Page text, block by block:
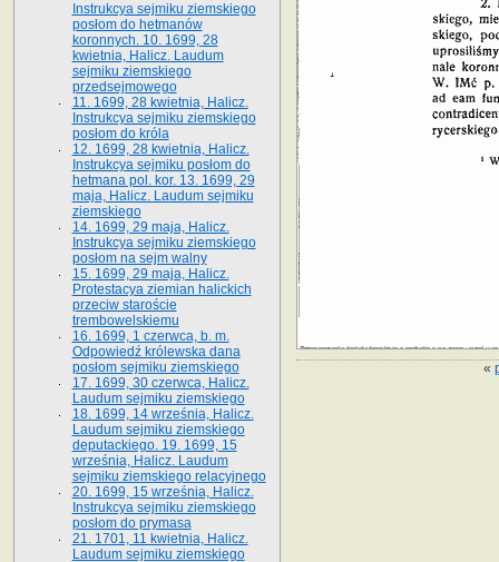
«
Instrukcya sejmiku ziemskiego
posłom do hetmanów
koronnych. 10. 1699, 28
kwietnia, Halicz. Laudum
sejmiku ziemskiego
przedsejmowego
11. 1699, 28 kwietnia, Halicz.
Instrukcya sejmiku ziemskiego
posłom do króla
12. 1699, 28 kwietnia, Halicz.
Instrukcya sejmiku posłom do
hetmana pol. kor. 13. 1699, 29
maja, Halicz. Laudum sejmiku
ziemskiego
14. 1699, 29 maja, Halicz.
Instrukcya sejmiku ziemskiego
posłom na sejm walny
15. 1699, 29 maja, Halicz.
Protestacya ziemian halickich
przeciw staroście
trembowelskiemu
16. 1699, 1 czerwca, b. m.
Odpowiedź królewska dana
posłom sejmiku ziemskiego
17. 1699, 30 czerwca, Halicz.
Laudum sejmiku ziemskiego
18. 1699, 14 września, Halicz.
Laudum sejmiku ziemskiego
deputackiego. 19. 1699, 15
września, Halicz. Laudum
sejmiku ziemskiego relacyjnego
20. 1699, 15 września, Halicz.
Instrukcya sejmiku ziemskiego
posłom do prymasa
21. 1701, 11 kwietnia, Halicz.
Laudum sejmiku ziemskiego